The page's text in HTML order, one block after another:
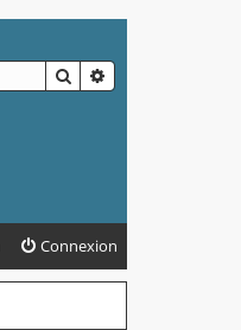
RECHERCHER
Connexion